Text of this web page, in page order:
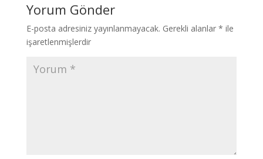
Yorum Gönder
E-posta adresiniz yayınlanmayacak. Gerekli alanlar * ile
işaretlenmişlerdir